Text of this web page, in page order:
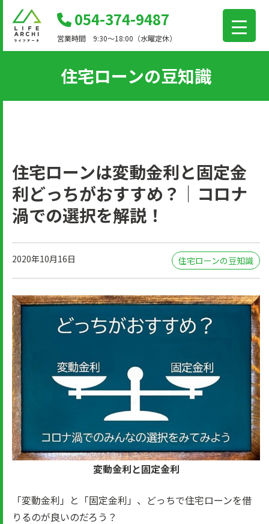
054-374-9487
営業時間 9:30～18:00（水曜定休）
住宅ローンの豆知識
住宅ローンは変動金利と固定金
利どっちがおすすめ？｜コロナ
渦での選択を解説！
2020年10月16日 住宅ローンの豆知識
変動金利と固定金利
「変動金利」と「固定金利」、どっちで住宅ローンを借
りるのが良いのだろう？